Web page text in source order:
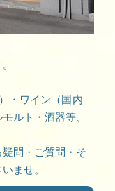
・ワイン（国内
ルト・酒器等、
問・ご質問・そ
ませ。